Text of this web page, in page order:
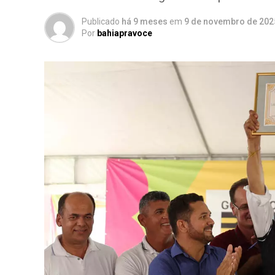
Publicado há 9 meses em 9 de novembro de
Por bahiapravoce